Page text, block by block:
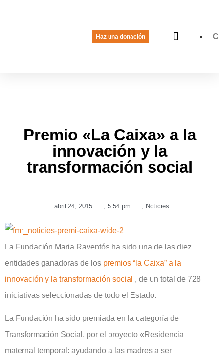
Haz una donación
Premio «La Caixa» a la
innovación y la
transformación social
abril 24, 2015 , 5:54 pm , Notícies
La Fundación Maria Raventós ha sido una de las diez
entidades ganadoras de los premios “la Caixa” a la
innovación y la transformación social , de un total de 728
iniciativas seleccionadas de todo el Estado.
La Fundación ha sido premiada en la categoría de
Transformación Social, por el proyecto «Residencia
maternal temporal: ayudando a las madres a ser